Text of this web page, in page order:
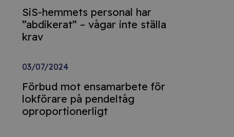
SiS-hemmets personal har
”abdikerat” – vågar inte ställa
krav
03/07/2024
Förbud mot ensamarbete för
lokförare på pendeltåg
oproportionerligt